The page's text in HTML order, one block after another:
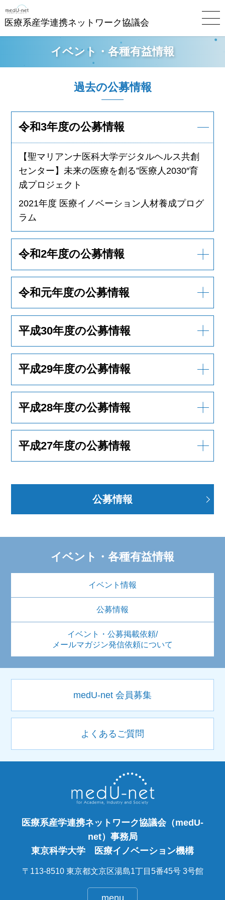
医療系産学連携ネットワーク協議会
イベント・各種有益情報
過去の公募情報
令和3年度の公募情報
【聖マリアンナ医科大学デジタルヘルス共創
センター】未来の医療を創る”医療人2030″育
成プロジェクト
2021年度 医療イノベーション人材養成プログ
ラム
令和2年度の公募情報
令和元年度の公募情報
平成30年度の公募情報
平成29年度の公募情報
平成28年度の公募情報
平成27年度の公募情報
公募情報
イベント・各種有益情報
イベント情報
公募情報
イベント・公募掲載依頼/
メールマガジン発信依頼について
medU-net 会員募集
よくあるご質問
医療系産学連携ネットワーク協議会（medU-
net）事務局
東京科学大学 医療イノベーション機構
〒113-8510 東京都文京区湯島1丁目5番45号 3号館
menu